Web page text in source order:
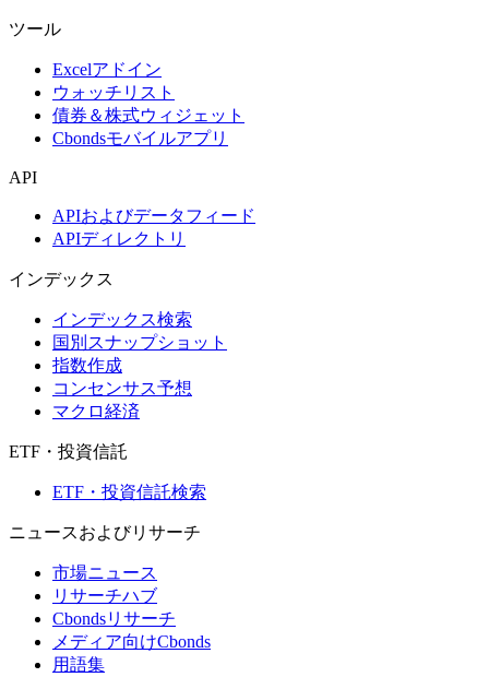
ツール
Excelアドイン
ウォッチリスト
債券＆株式ウィジェット
Cbondsモバイルアプリ
API
APIおよびデータフィード
APIディレクトリ
インデックス
インデックス検索
国別スナップショット
指数作成
コンセンサス予想
マクロ経済
ETF・投資信託
ETF・投資信託検索
ニュースおよびリサーチ
市場ニュース
リサーチハブ
Cbondsリサーチ
メディア向けCbonds
用語集